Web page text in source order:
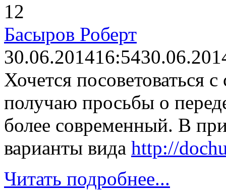
12
Басыров Роберт
30.06.201416:54
Хочется посоветоваться
получаю просьбы о
более современный. В
варианты вида http://
Читать подробнее...